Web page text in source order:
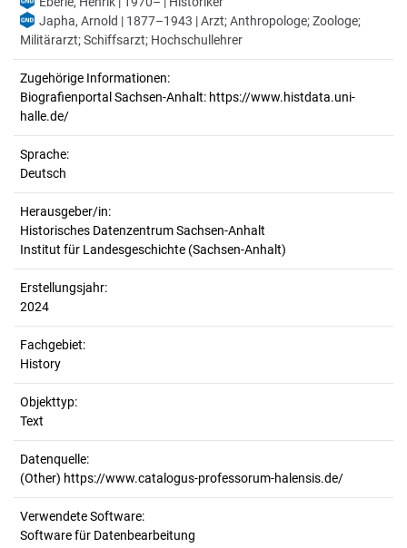
Japha, Arnold | 1877–1943 | Arzt; Anthropologe; Zoologe;
Militärarzt; Schiffsarzt; Hochschullehrer
Zugehörige Informationen:
Biografienportal Sachsen-Anhalt: https://www.histdata.uni-
halle.de/
Sprache:
Deutsch
Herausgeber/in:
Historisches Datenzentrum Sachsen-Anhalt
Institut für Landesgeschichte (Sachsen-Anhalt)
Erstellungsjahr:
2024
Fachgebiet:
History
Objekttyp:
Text
Datenquelle:
(Other) https://www.catalogus-professorum-halensis.de/
Verwendete Software:
Software für Datenbearbeitung